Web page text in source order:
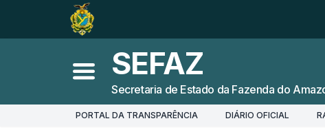
Ir para a
Busca 2
Abrir menu principal
SEFAZ
Secretaria de Estado da Fazenda do
PORTAL DA TRANSPARÊNCIA DIÁRIO OFICIAL